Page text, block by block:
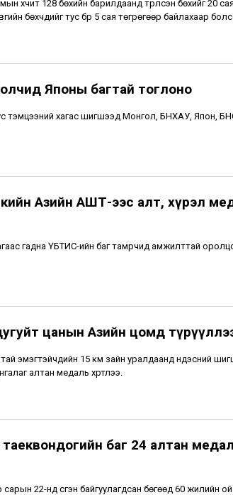
хүчит 128 бөхийн барилдаанд түрүүлсэн бөхийг 20 сая,
бөхчүүдийг тус бүр 5 сая төгрөгөөр байлахаар
Японы багтай тоглоно
тэмцээний хагас шигшээд Монгол, БНХАУ, Япон,
Азийн АШТ-ээс алт, хүрэл
гадна ҮБТИС-ийн баг тамрчид амжилттай
цанын Азийн цомд
эмэгтэйчүүдийн 15 км зайн уралдаанд үндэсний
алтан медаль хүртлээ.
баг 24 алтан
22-нд үүсгэн байгуулагдсан бөгөөд 60 жилийн